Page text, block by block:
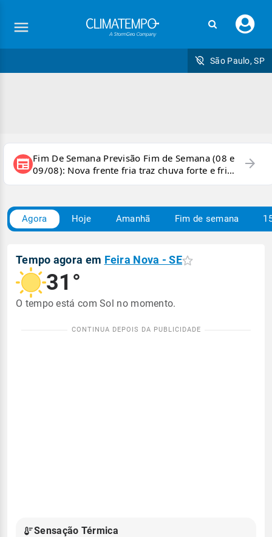
seu
São Paulo, SP
newspaper Fim De Semana Previsão Fim de Semana (08 e
09/08): Nova frente fria traz chuva forte e frio
para áreas do país
arrow_forward
Agora Hoje Amanhã Fim de semana
Tempo agora em Feira Nova - SE
31°
O tempo está com Sol no momento.
Sensação Térmica